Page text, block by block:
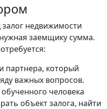
недвижимости
заемщику сумма.
партнера, который
важных вопросов.
человека
объект залога, найти